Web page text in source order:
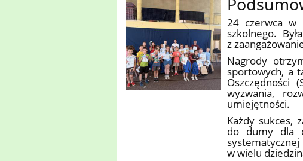
24 czerwca w
szkolnego.
z
Nagrody
sportowych, a
Oszczędności
wyzwania,
umiejętności.
Każdy sukces,
do dumy dla
systematycznej
w wielu